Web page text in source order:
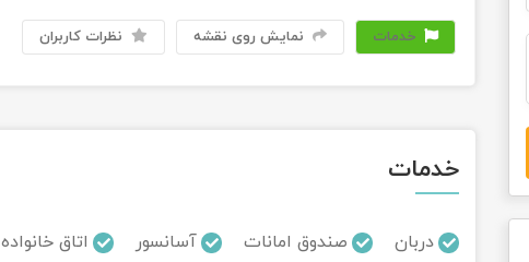
خدمات نمایش روی نقشه نظرات کاربران
خدمات
دربان صندوق امانات آسانسور اتاق خانواده